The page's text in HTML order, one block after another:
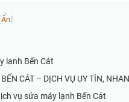
Ẩn
lạnh Bến Cát
CÁT – DỊCH VỤ UY TÍN,
vụ sửa máy lạnh Bến Cát